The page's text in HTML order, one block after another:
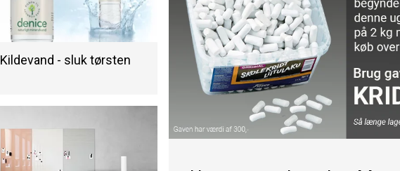
Kildevand - sluk tørsten